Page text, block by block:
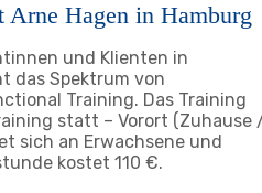
Arne Hagen in Hamburg
und Klienten in
das Spektrum von
Training. Das Training
statt – Vorort (Zuhause
sich an Erwachsene und
kostet 110 €.